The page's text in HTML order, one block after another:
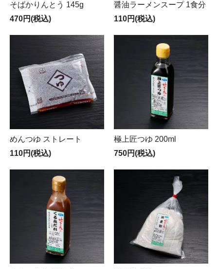
そばかりんとう 145g
470円(税込)
醤油ラーメンスープ 1食分
110円(税込)
めんつゆ ストレート
110円(税込)
極上匠つゆ 200ml
750円(税込)